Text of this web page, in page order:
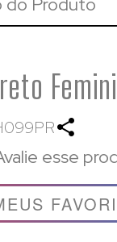
esse